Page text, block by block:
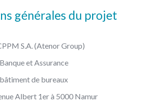
générales du projet
S.A. (Atenor Group)
et Assurance
bâtiment de bureaux
Albert 1er à 5000 Namur